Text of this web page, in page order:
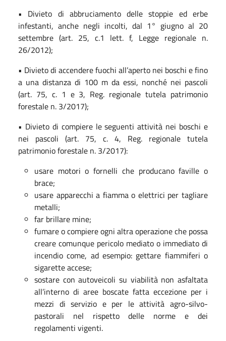
• Divieto di abbruciamento delle stoppie ed erbe
infestanti, anche negli incolti, dal 1° giugno al 20
settembre (art. 25, c.1 lett. f, Legge regionale n.
26/2012);
• Divieto di accendere fuochi all’aperto nei boschi e fino
a una distanza di 100 m da essi, nonché nei pascoli
(art. 75, c. 1 e 3, Reg. regionale tutela patrimonio
forestale n. 3/2017);
• Divieto di compiere le seguenti attività nei boschi e
nei pascoli (art. 75, c. 4, Reg. regionale tutela
patrimonio forestale n. 3/2017):
usare motori o fornelli che producano faville o
brace;
usare apparecchi a fiamma o elettrici per tagliare
metalli;
far brillare mine;
fumare o compiere ogni altra operazione che possa
creare comunque pericolo mediato o immediato di
incendio come, ad esempio: gettare fiammiferi o
sigarette accese;
sostare con autoveicoli su viabilità non asfaltata
all’interno di aree boscate fatta eccezione per i
mezzi di servizio e per le attività agro-silvo-
pastorali nel rispetto delle norme e dei
regolamenti vigenti.